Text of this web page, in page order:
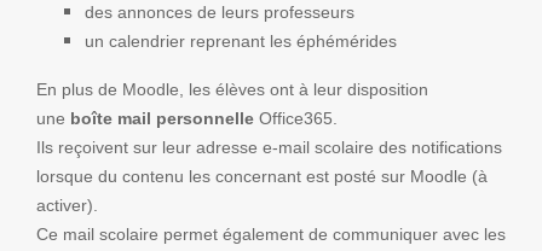
des annonces de leurs professeurs
un calendrier reprenant les éphémérides
En plus de Moodle, les élèves ont à leur disposition
une boîte mail personnelle Office365.
Ils reçoivent sur leur adresse e-mail scolaire des notifications
lorsque du contenu les concernant est posté sur Moodle (à
activer).
Ce mail scolaire permet également de communiquer avec les